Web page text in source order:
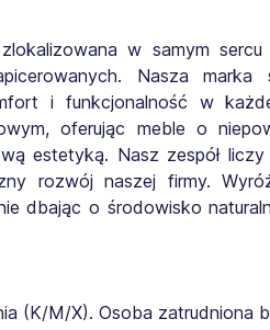
w samym sercu
Nasza marka
i funkcjonalność w
oferując meble o
estetyką. Nasz zespół liczy
rozwój naszej firmy.
dbając o środowisko
(K/M/X). Osoba zatrudniona